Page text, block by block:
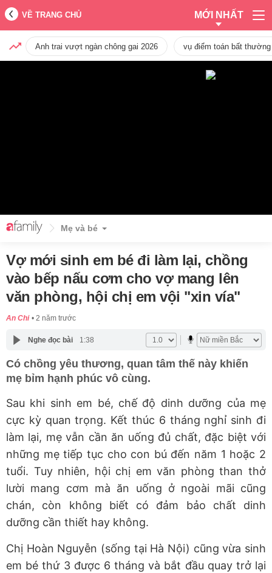
VỀ TRANG CHỦ MỚI NHẤT
Anh trai vượt ngàn chông gai 2026 vụ điểm toán bất
Mẹ và bé
Vợ mới sinh em bé đi làm lại, chồng
vào bếp nấu cơm cho vợ mang lên
văn phòng, hội chị em vội "xin vía"
An Chi 2 năm trước
Nghe đọc bài 1:38
Có chồng yêu thương, quan tâm thế này khiến
mẹ bỉm hạnh phúc vô cùng.
Sau khi sinh em bé, chế độ dinh dưỡng của mẹ
cực kỳ quan trọng. Kết thúc 6 tháng nghỉ sinh đi
làm lại, mẹ vẫn cần ăn uống đủ chất, đặc biệt với
những mẹ tiếp tục cho con bú đến năm 1 hoặc 2
tuổi. Tuy nhiên, hội chị em văn phòng than thở
lười mang cơm mà ăn uống ở ngoài mãi cũng
chán, còn không biết có đảm bảo chất dinh
dưỡng cần thiết hay không.
Chị Hoàn Nguyễn (sống tại Hà Nội) cũng vừa sinh
em bé thứ 3 được 6 tháng và bắt đầu quay trở lại